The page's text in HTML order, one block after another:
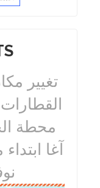
تغيير
محطة